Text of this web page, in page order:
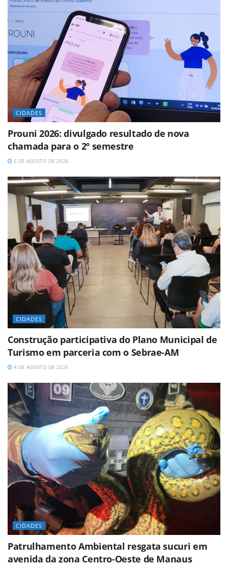
CIDADES
Prouni 2026: divulgado resultado de nova
chamada para o 2º semestre
5 DE AGOSTO DE 2026
CIDADES
Construção participativa do Plano Municipal de
Turismo em parceria com o Sebrae-AM
4 DE AGOSTO DE 2026
CIDADES
Patrulhamento Ambiental resgata sucuri em
avenida da zona Centro-Oeste de Manaus